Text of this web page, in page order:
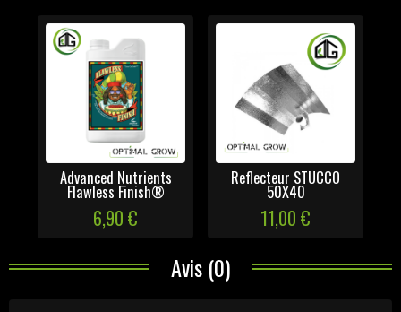
Advanced Nutrients
Flawless Finish®
6,90 €
Reflecteur STUCCO
50X40
11,00 €
Avis (0)